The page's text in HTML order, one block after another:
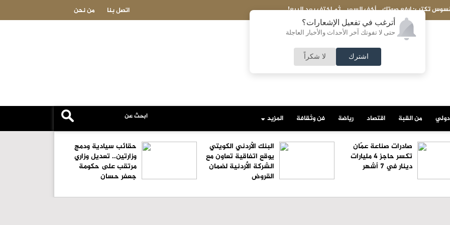
أترغب في تفعيل الإشعارات؟
حتى لا تفوتك آخر الأحداث والأخبار العاجلة
اشترك لا شكراً
ارفع صوتك... أخفِ السعر... ثم اختفِ بعد البيع!
الهميسات يطالب الحكومة بتوضيح أسس دورة "السياحة الدينية" وحماية الرواية
الأثرية
من نحن اتصل بنا
من القبة اقتصاد رياضة فن وثقافة المزيد
صادرات صناعة عمّان
تكسر حاجز 4 مليارات
دينار في 7 أشهر
البنك الأردني الكويتي
يوقع اتفاقية تعاون مع
الشركة الأردنية لضمان
القروض
حقائب سيادية ودمج
وزارتين.. تعديل وزاري
مرتقب على حكومة
جعفر حسان